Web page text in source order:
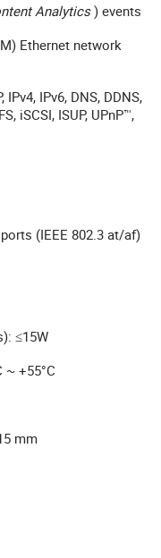
Analytics ) events
Ethernet network
IPv6, DNS, DDNS,
iSCSI, ISUP, UPnP™,
(IEEE 802.3 at/af)
≤15W
~ +55°C
mm